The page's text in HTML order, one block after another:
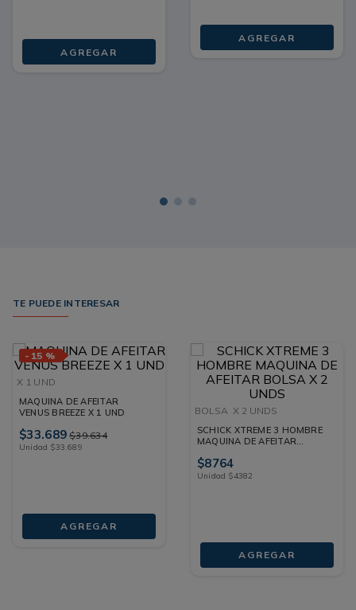
AGREGAR
AGREGAR
TE PUEDE INTERESAR
- 15 %
X 1 UND
MAQUINA DE AFEITAR
VENUS BREEZE X 1 UND
$33.689 $39.634
Unidad $33.689
AGREGAR
BOLSA X 2 UNDS
SCHICK XTREME 3 HOMBRE
MAQUINA DE AFEITAR
$8764
Unidad $4382
AGREGAR